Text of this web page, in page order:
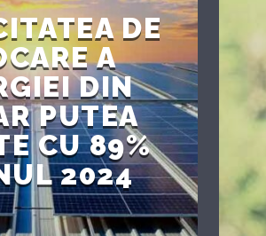
DE
A
DIN
PUTEA
CU 89%
2024